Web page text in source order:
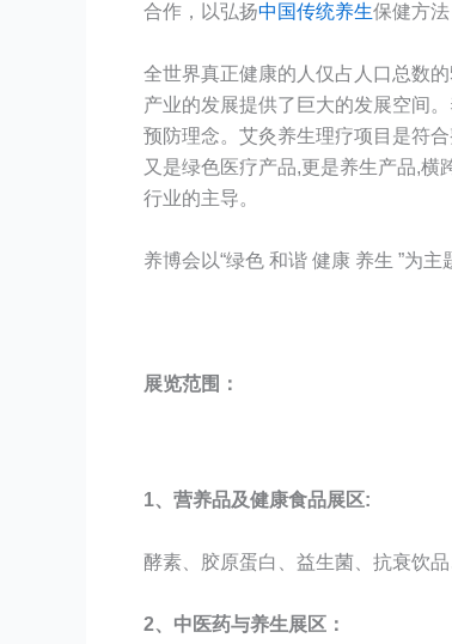
合作，以弘扬中国传统养生保健方
全世界真正健康的人仅占人口总数
产业的发展提供了巨大的发展空间
预防理念。艾灸养生理疗项目是符
又是绿色医疗产品,更是养生产品,
行业的主导。
养博会以“绿色 和谐 健康 养生 ”为
展览范围：
1、营养品及健康食品展区:
酵素、胶原蛋白、益生菌、抗衰饮
2、中医药与养生展区：